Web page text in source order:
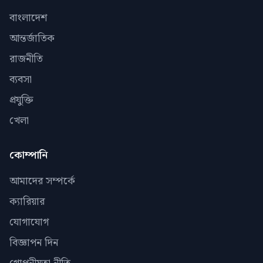
বাংলাদেশ
আন্তর্জাতিক
রাজনীতি
ব্যবসা
প্রযুক্তি
খেলা
কোম্পানি
আমাদের সম্পর্কে
ক্যারিয়ার
যোগাযোগ
বিজ্ঞাপন দিন